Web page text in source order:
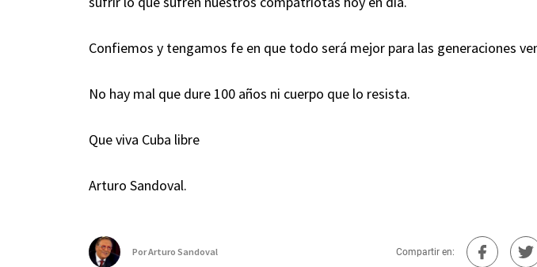
Confiemos y tengamos fe en que todo será mejor para las generaciones
No hay mal que dure 100 años ni cuerpo que lo resista.
Que viva Cuba libre
Arturo Sandoval.
PorArturo Sandoval Compartir en: